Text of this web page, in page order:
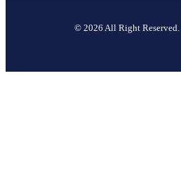
© 2026 All Right Reserved.